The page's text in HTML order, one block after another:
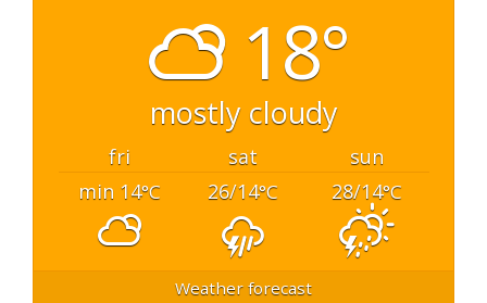
18°
mostly cloudy
fri sat
sun
min 14°C 26/14°C 28/14°C
Weather forecast